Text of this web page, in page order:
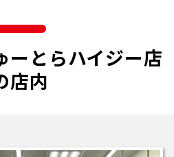
ーとらハイジー店
店内